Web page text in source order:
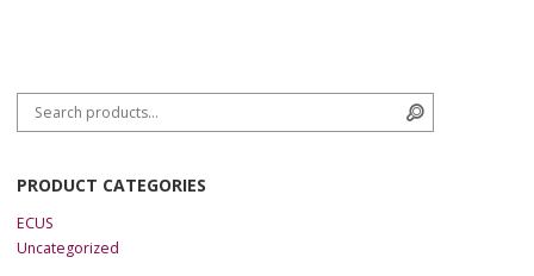
Search for:
PRODUCT CATEGORIES
ECUS
Uncategorized